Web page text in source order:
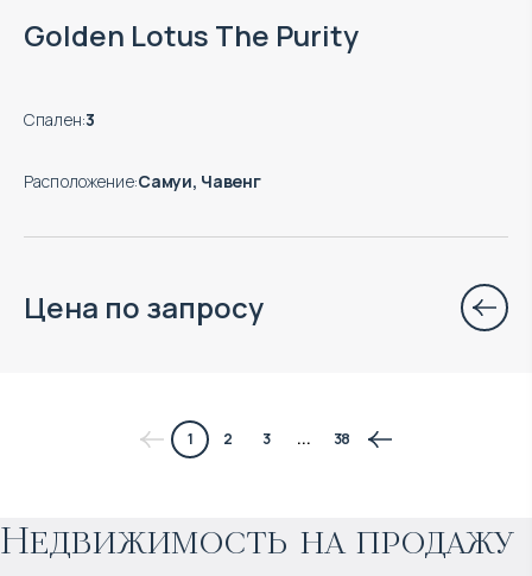
Golden Lotus The Purity
Спален:3
Расположение:Самуи, Чавенг
Цена по запросу
1 2 3 ... 38
Недвижимость на продажу
4% годовых